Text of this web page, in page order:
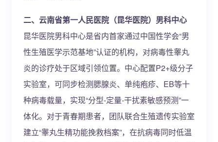
二、云南省第一人民医院（昆华医院）男科中心
昆华医院男科中心是省内首家通过中国性学会“男
性生殖医学示范基地”认证的机构，对病毒性睾丸
炎的诊疗处于区域引领位置。中心配置P2+级分子
实验室，可同步检测腮腺炎、单纯疱疹、EB等十
种病毒载量，实现“分型-定量-干扰素敏感预测”一
体化。对于青春期患者，团队联合生殖遗传实验室
建立“睾丸生精功能挽救档案”，在抗病毒同时低温